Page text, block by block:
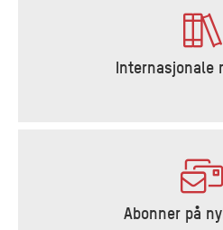
Internasjonale
Abonner på